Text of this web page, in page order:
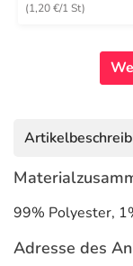
(1,20 €/1 St)
99% Polyester,
Adresse des